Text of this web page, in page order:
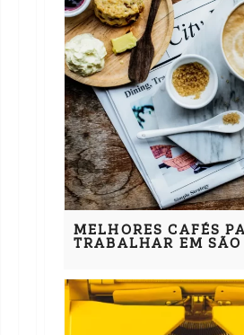
MELHORES CAFÉS
TRABALHAR EM SÃO